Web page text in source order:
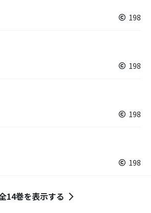
198
198
198
198
14巻を表示する